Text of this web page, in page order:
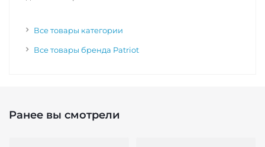
Все товары категории
Все товары бренда Patriot
Ранее вы смотрели